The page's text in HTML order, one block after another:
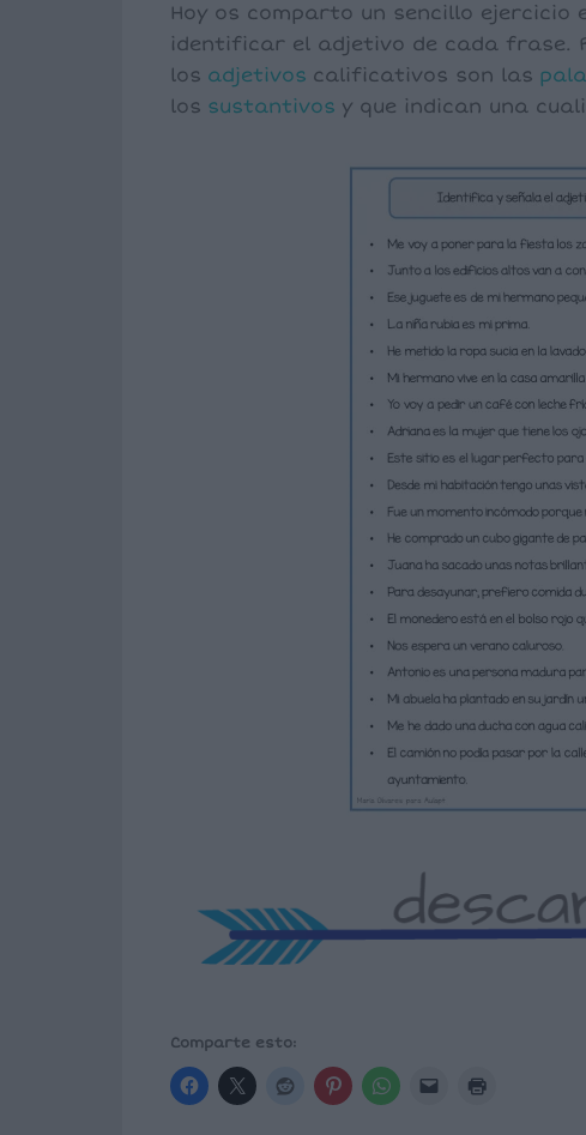
Hoy os comparto un sencillo ejercicio
identificar el adjetivo de cada frase.
los adjetivos calificativos son las
los sustantivos y que indican una
Comparte esto: